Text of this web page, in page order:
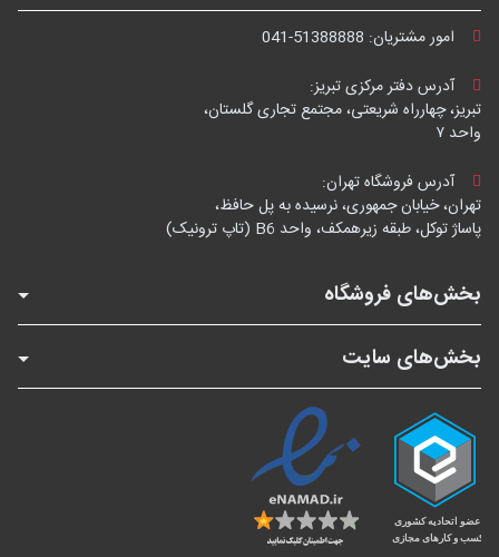
امور مشتریان: 041-51388888
آدرس دفتر مرکزی تبریز:
تبریز، چهارراه شریعتی، مجتمع تجاری گلستان،
واحد ۷
آدرس فروشگاه تهران:
تهران، خیابان جمهوری، نرسیده به پل حافظ،
پاساژ توکل، طبقه زیرهمکف، واحد B6 (تاپ ترونیک)
بخش‌های فروشگاه
بخش‌های سایت